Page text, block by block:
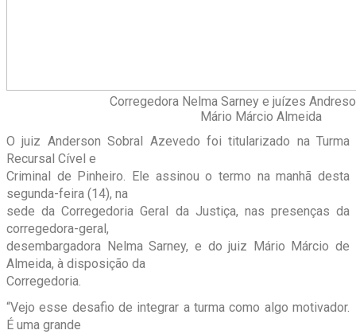
Corregedora Nelma Sarney e juízes
Mário Márcio Almeida
O juiz Anderson Sobral Azevedo foi titularizado na Turma
Recursal Cível e
Criminal de Pinheiro. Ele assinou o termo na manhã desta
segunda-feira (14), na
sede da Corregedoria Geral da Justiça, nas presenças da
corregedora-geral,
desembargadora Nelma Sarney, e do juiz Mário Márcio de
Almeida, à disposição da
Corregedoria.
“Vejo esse desafio de integrar a turma como algo motivador.
É uma grande